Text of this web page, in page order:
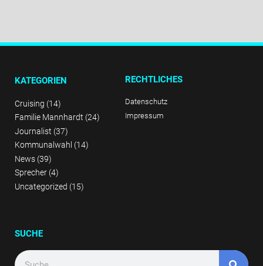
KATEGORIEN
Cruising (14)
Familie Mannhardt (24)
Journalist (37)
Kommunalwahl (14)
News (39)
Sprecher (4)
Uncategorized (15)
RECHTLICHES
Datenschutz
Impressum
SUCHE